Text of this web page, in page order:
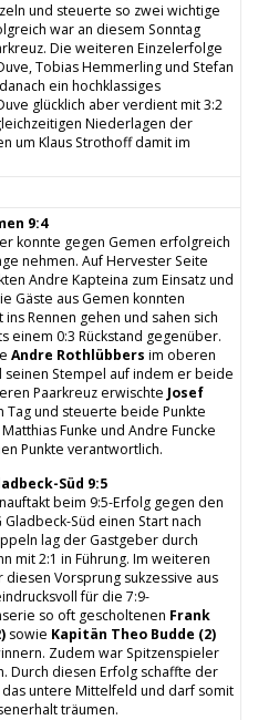
und steuerte so zwei wichtige
war an diesem Sonntag
Die weiteren Einzelerfolge
Tobias Hemmerling und Stefan
ein hochklassiges
glücklich aber verdient mit 3:2
Niederlagen der
um Klaus Strothoff damit im
9:4
konnte gegen Gemen erfolgreich
nehmen. Auf Hervester Seite
Andre Kapteina zum Einsatz und
Gäste aus Gemen konnten
Rennen gehen und sahen sich
einem 0:3 Rückstand gegenüber.
Andre Rothlübbers im oberen
Stempel auf indem er beide
Paarkreuz erwischte Josef
Tag und steuerte beide Punkte
Funke und Andre Funcke
Punkte verantwortlich.
Süd 9:5
beim 9:5-Erfolg gegen den
Süd einen Start nach
lag der Gastgeber durch
mit 2:1 in Führung. Im weiteren
Vorsprung sukzessive aus
für die 7:9-
so oft gescholtenen Frank
sowie Kapitän Theo Budde (2)
Zudem war Spitzenspieler
Durch diesen Erfolg schaffte der
untere Mittelfeld und darf somit
träumen.